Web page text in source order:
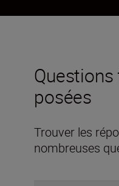
posées
Trouver les
nombreuses